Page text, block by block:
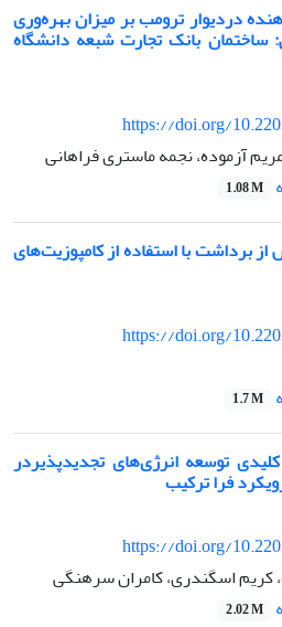
دردیوار ترومب بر میزان بهره‌وری
ساختمان بانک تجارت شبعه دانشگاه
https://doi.org/
آزموده، نجمه ماستری فراهانی
1.08 M
برداشت با استفاده از کامپوزیت‌های
https://doi.org/
1.7 M
توسعه انرژی‌های تجدیدپذیردر
فرا ترکیب
https://doi.org/
کریم اسگندری، کامران سرهنگی
2.02 M